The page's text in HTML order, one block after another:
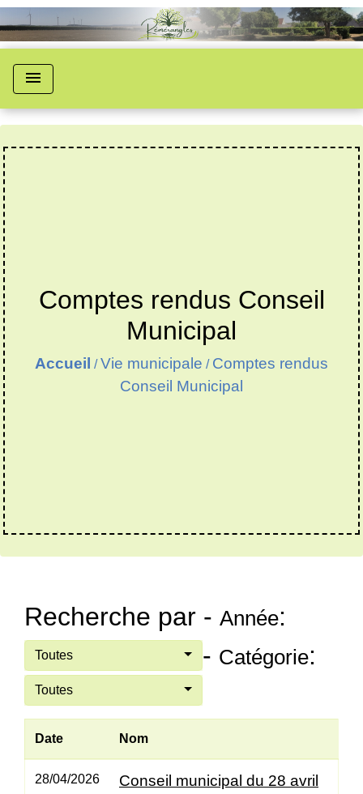
menu
Comptes rendus Conseil
Municipal
Accueil /Vie municipale / Comptes rendus
Conseil Municipal
Recherche par - Année:
Toutes - Catégorie:
Toutes
Date Nom
28/04/2026
Conseil municipal du 28 avril